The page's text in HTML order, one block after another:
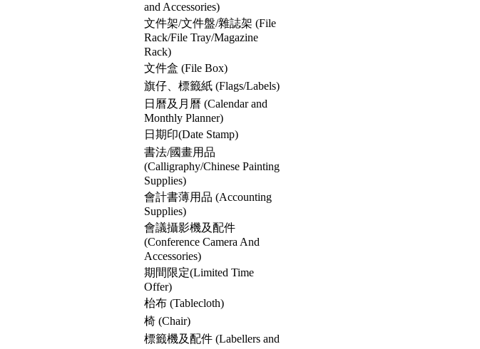
and Accessories)
文件架/文件盤/雜誌架 (File
Rack/File Tray/Magazine
Rack)
文件盒 (File Box)
旗仔、標籤紙 (Flags/Labels)
日曆及月曆 (Calendar and
Monthly Planner)
日期印(Date Stamp)
書法/國畫用品
(Calligraphy/Chinese Painting
Supplies)
會計書薄用品 (Accounting
Supplies)
會議攝影機及配件
(Conference Camera And
Accessories)
期間限定(Limited Time
Offer)
枱布 (Tablecloth)
椅 (Chair)
標籤機及配件 (Labellers and